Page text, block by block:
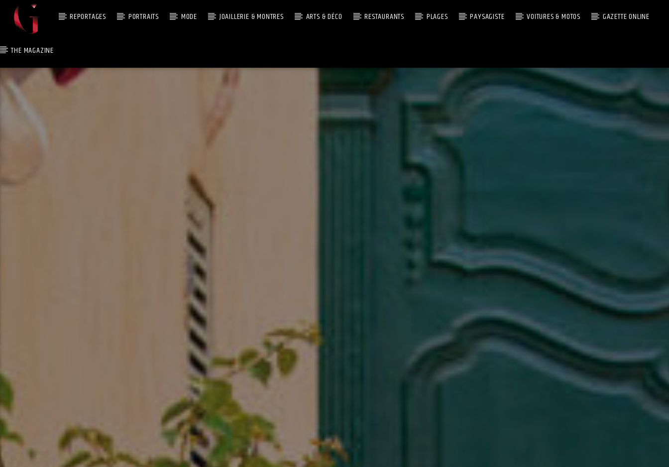
REPORTAGES PORTRAITS MODE JOAILLERIE & MONTRES ARTS & DÉCO RESTAURANTS PLAGES PAYSAGISTE VOITURES & MOTOS GAZETTE ONLINE
THE MAGAZINE